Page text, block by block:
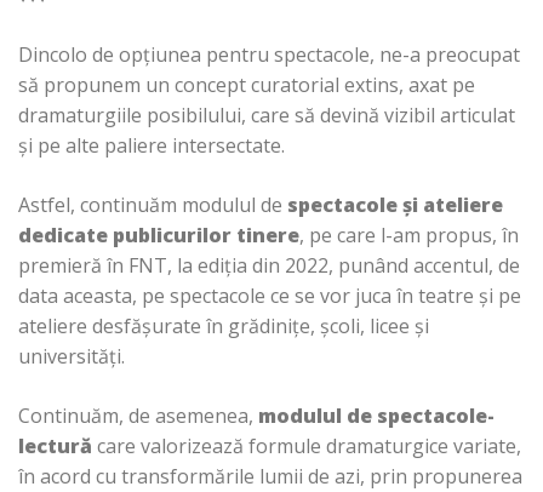
Dincolo de opțiunea pentru spectacole, ne-a preocupat
să propunem un concept curatorial extins, axat pe
dramaturgiile posibilului, care să devină vizibil articulat
și pe alte paliere intersectate.
Astfel, continuăm modulul de spectacole și ateliere
dedicate publicurilor tinere, pe care l-am propus, în
premieră în FNT, la ediția din 2022, punând accentul, de
data aceasta, pe spectacole ce se vor juca în teatre și pe
ateliere desfășurate în grădinițe, școli, licee și
universități.
Continuăm, de asemenea, modulul de spectacole-
lectură care valorizează formule dramaturgice variate,
în acord cu transformările lumii de azi, prin propunerea